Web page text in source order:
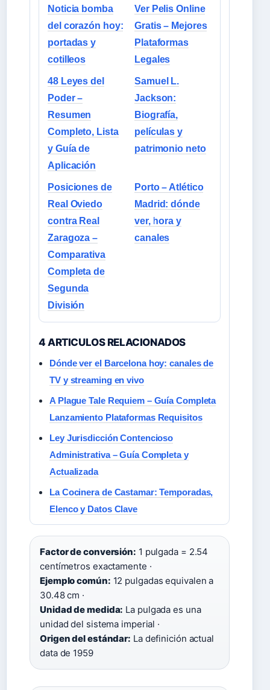
Noticia bomba
del corazón hoy:
portadas y
cotilleos
Ver Pelis Online
Gratis – Mejores
Plataformas
Legales
48 Leyes del
Poder –
Resumen
Completo, Lista
y Guía de
Aplicación
Samuel L.
Jackson:
Biografía,
películas y
patrimonio neto
Posiciones de
Real Oviedo
contra Real
Zaragoza –
Comparativa
Completa de
Segunda
División
Porto – Atlético
Madrid: dónde
ver, hora y
canales
4 ARTICULOS RELACIONADOS
Dónde ver el Barcelona hoy: canales de
TV y streaming en vivo
A Plague Tale Requiem – Guía Completa
Lanzamiento Plataformas Requisitos
Ley Jurisdicción Contencioso
Administrativa – Guía Completa y
Actualizada
La Cocinera de Castamar: Temporadas,
Elenco y Datos Clave
Factor de conversión: 1 pulgada = 2.54
centímetros exactamente ·
Ejemplo común: 12 pulgadas equivalen a
30.48 cm ·
Unidad de medida: La pulgada es una
unidad del sistema imperial ·
Origen del estándar: La definición actual
data de 1959